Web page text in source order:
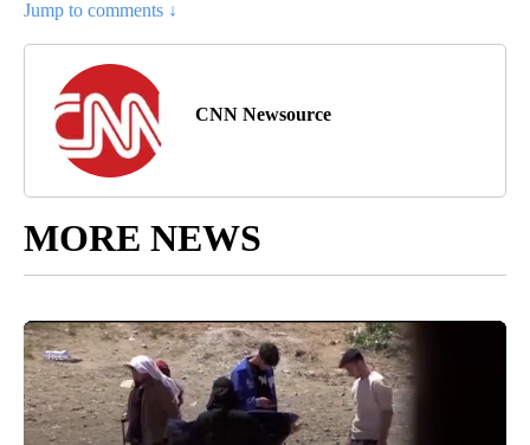
Jump to comments ↓
CNN Newsource
MORE NEWS